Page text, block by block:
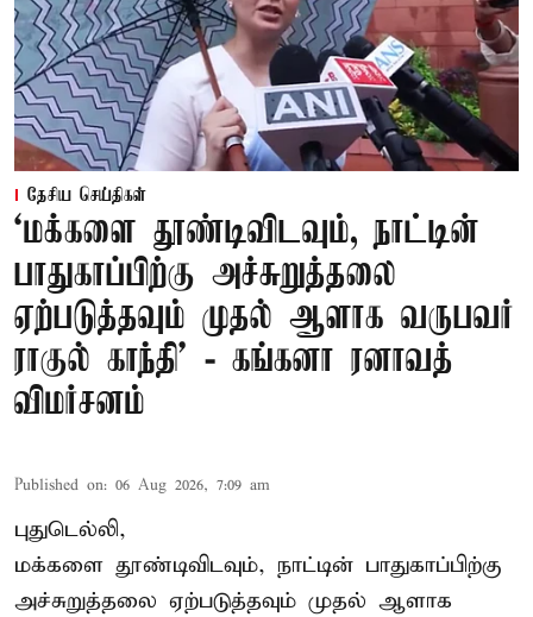
தேசிய செய்திகள்
‘மக்களை தூண்டிவிடவும், நாட்டின்
பாதுகாப்பிற்கு அச்சுறுத்தலை
ஏற்படுத்தவும் முதல் ஆளாக வருபவர்
ராகுல் காந்தி’ - கங்கனா ரனாவத்
விமர்சனம்
Published on: 06 Aug 2026, 7:09 am
புதுடெல்லி,
மக்களை தூண்டிவிடவும், நாட்டின் பாதுகாப்பிற்கு
அச்சுறுத்தலை ஏற்படுத்தவும் முதல் ஆளாக